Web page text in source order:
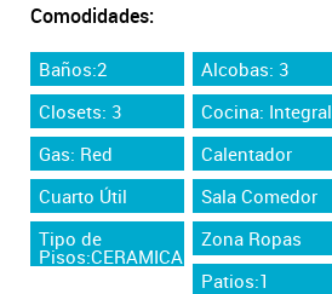
Comodidades:
Baños:2
Alcobas: 3
Closets: 3
Cocina: Integral
Gas: Red
Calentador
Cuarto Útil
Sala Comedor
Tipo de
Pisos:CERAMICA
Zona Ropas
Patios:1